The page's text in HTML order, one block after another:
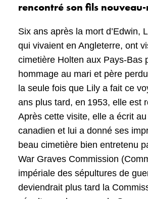
rencontré son fils nouveau-
Six ans après la mort d’Edwin,
qui vivaient en Angleterre, ont
cimetière Holten aux Pays-Bas
hommage au mari et père
la seule fois que Lily a fait ce
ans plus tard, en 1953, elle est
Après cette visite, elle a écrit
canadien et lui a donné ses
beau cimetière bien entretenu
War Graves Commission
impériale des sépultures de
deviendrait plus tard la